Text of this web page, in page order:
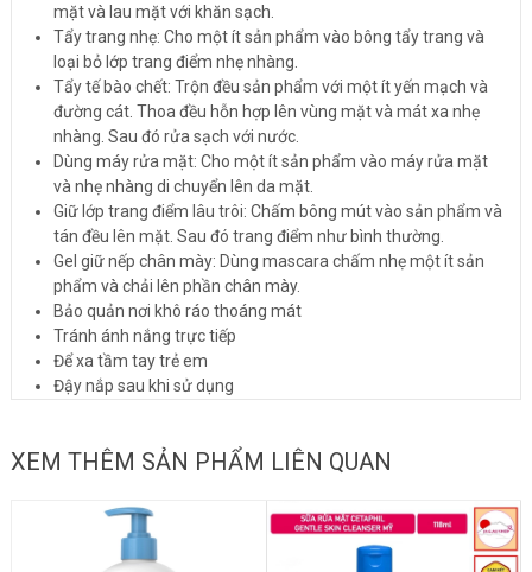
mặt và lau mặt với khăn sạch.
Tẩy trang nhẹ: Cho một ít sản phẩm vào bông tẩy trang và
loại bỏ lớp trang điểm nhẹ nhàng.
Tẩy tế bào chết: Trộn đều sản phẩm với một ít yến mạch và
đường cát. Thoa đều hỗn hợp lên vùng mặt và mát xa nhẹ
nhàng. Sau đó rửa sạch với nước.
Dùng máy rửa mặt: Cho một ít sản phẩm vào máy rửa mặt
và nhẹ nhàng di chuyển lên da mặt.
Giữ lớp trang điểm lâu trôi: Chấm bông mút vào sản phẩm và
tán đều lên mặt. Sau đó trang điểm như bình thường.
Gel giữ nếp chân mày: Dùng mascara chấm nhẹ một ít sản
phẩm và chải lên phần chân mày.
Bảo quản nơi khô ráo thoáng mát
Tránh ánh nắng trực tiếp
Để xa tầm tay trẻ em
Đậy nắp sau khi sử dụng
XEM THÊM SẢN PHẨM LIÊN QUAN